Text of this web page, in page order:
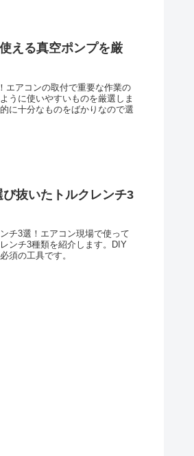
える真空ポンプを厳
エアコンの取付で重要な作業の
うに使いやすいものを厳選しま
に十分なものをばかりなので選
抜いたトルクレンチ3
チ3選！エアコン現場で使って
ンチ3種類を紹介します。DIY
須の工具です。